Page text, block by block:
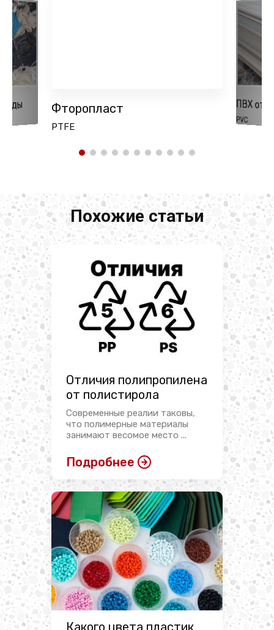
Фторопласт
PTFE
ПВХ
PVC
Похожие статьи
Отличия полипропилена
от полистирола
Современные реалии таковы,
что полимерные материалы
занимают весомое место ...
Подробнее
Какого цвета пластик